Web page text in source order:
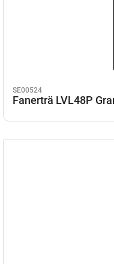
SE00524
Fanerträ LVL48P